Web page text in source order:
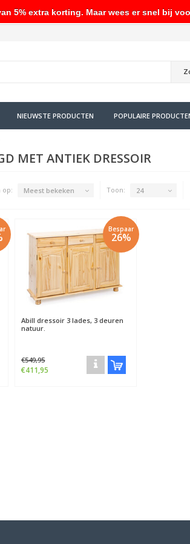
NIEUWSTE PRODUCTEN POPULAIRE
MET ANTIEK DRESSOIR
op: Meest bekeken Toon: 24
Bespaar
26%
Abill dressoir 3 lades, 3 deuren
natuur.
€549,95
€411,95
5% extra korting. Maar wees er snel bij